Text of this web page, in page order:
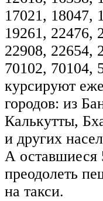
17021, 18047,
19261, 22476,
22908, 22654,
70102, 70104,
курсируют
городов: из
Калькутты,
и других
А оставшиеся
преодолеть
на такси.